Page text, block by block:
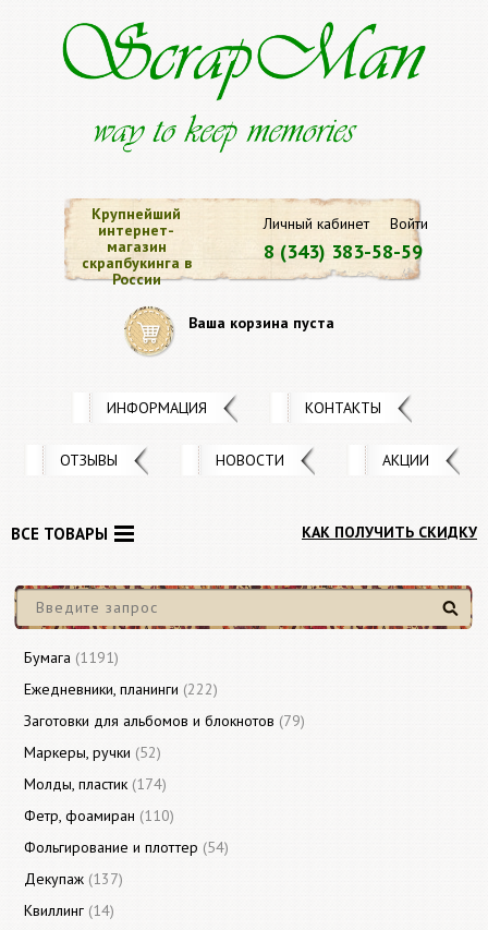
Личный кабинет Войти
8 (343) 383-58-59
Крупнейший
интернет-
магазин
скрапбукинга в
России
Ваша корзина пуста
ИНФОРМАЦИЯ КОНТАКТЫ
ОТЗЫВЫ НОВОСТИ АКЦИИ
КАК ПОЛУЧИТЬ СКИДКУ
Найти
ВСЕ ТОВАРЫ
Бумага (1191)
Ежедневники, планинги (222)
Заготовки для альбомов и блокнотов (79)
Маркеры, ручки (52)
Молды, пластик (174)
Фетр, фоамиран (110)
Фольгирование и плоттер (54)
Декупаж (137)
Квиллинг (14)